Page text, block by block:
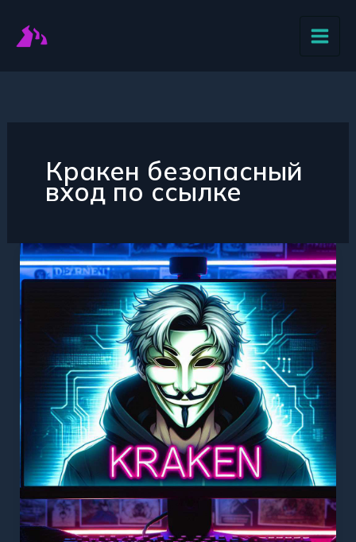
содержимому
Кракен безопасный
вход по ссылке
Надежный
и
проверенный
доступ
Kraken
рисков
получить
фишинг